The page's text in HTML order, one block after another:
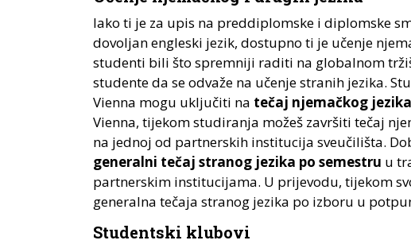
Iako ti je za upis na preddiplomske i diplomske
dovoljan engleski jezik, dostupno ti je učenje
studenti bili što spremniji raditi na globalnom
studente da se odvaže na učenje stranih jezika.
Vienna mogu uključiti na tečaj njemačkog
Vienna, tijekom studiranja možeš završiti tečaj
na jednoj od partnerskih institucija sveučilišta.
generalni tečaj stranog jezika po semestru u
partnerskim institucijama. U prijevodu, tijekom
generalna tečaja stranog jezika po izboru u
Studentski klubovi